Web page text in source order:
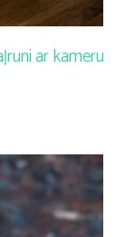
ar kameru